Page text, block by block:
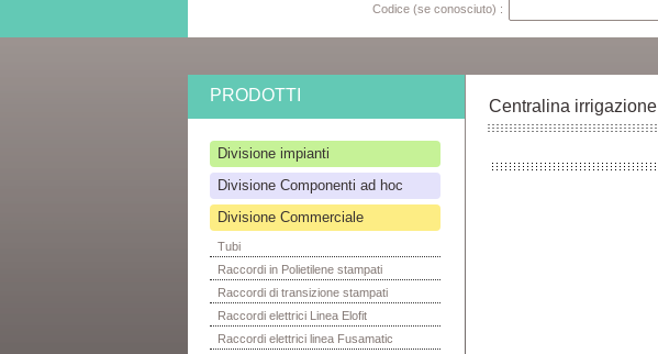
Codice (se conosciuto) :
PRODOTTI
Divisione impianti
Divisione Componenti ad hoc
Divisione Commerciale
Tubi
Raccordi in Polietilene stampati
Raccordi di transizione stampati
Raccordi elettrici Linea Elofit
Raccordi elettrici linea Fusamatic
Centralina irrigazione